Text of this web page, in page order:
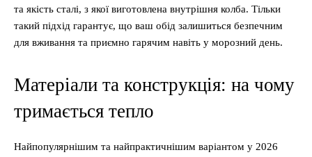
та якість сталі, з якої виготовлена внутрішня колба. Тільки
такий підхід гарантує, що ваш обід залишиться безпечним
для вживання та приємно гарячим навіть у морозний день.
Матеріали та конструкція: на чому
тримається тепло
Найпопулярнішим та найпрактичнішим варіантом у 2026